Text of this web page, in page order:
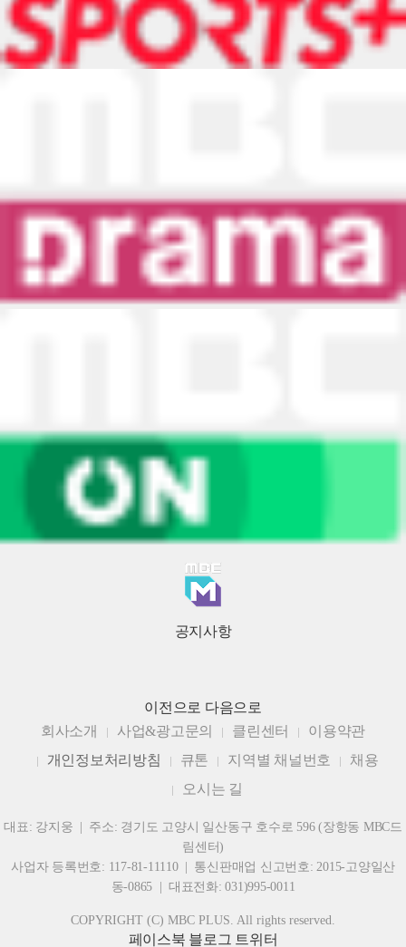
공지사항
이전으로 다음으로
회사소개
사업&광고문의 클린센터
이용약관
개인정보처리방침
큐톤 지역별 채널번호
채용
오시는 길
대표: 강지웅 | 주소: 경기도 고양시 일산동구 호수로 596 (장항동 MBC드
림센터)
사업자 등록번호: 117-81-11110 | 통신판매업 신고번호: 2015-고양일산
동-0865 | 대표전화: 031)995-0011
COPYRIGHT (C) MBC PLUS. All rights reserved.
페이스북 블로그 트위터